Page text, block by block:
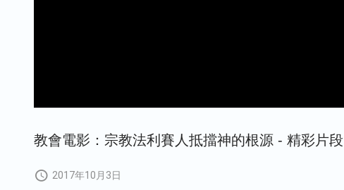
教會電影：宗教法利賽人抵擋神的根源 - 精彩片段
2017年10月3日